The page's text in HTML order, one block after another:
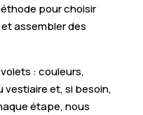
pour choisir
assembler des
: couleurs,
vestiaire et, si besoin,
étape, nous